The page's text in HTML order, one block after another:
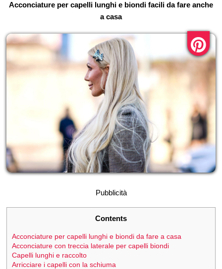
Acconciature per capelli lunghi e biondi facili da fare anche
a casa
Pubblicità
Contents
Acconciature per capelli lunghi e biondi da fare a casa
Acconciature con treccia laterale per capelli biondi
Capelli lunghi e raccolto
Arricciare i capelli con la schiuma